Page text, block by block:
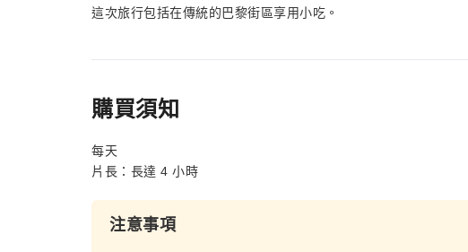
這次旅行包括在傳統的巴黎街區享用小吃。
購買須知
每天
片長：長達 4 小時
注意事項